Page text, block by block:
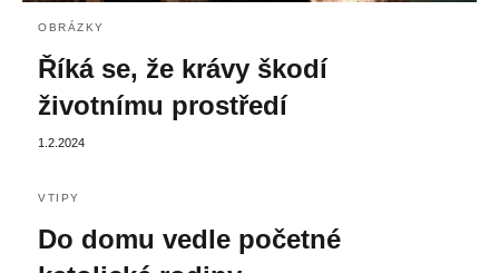
OBRÁZKY
Říká se, že krávy škodí
životnímu prostředí
1.2.2024
VTIPY
Do domu vedle početné